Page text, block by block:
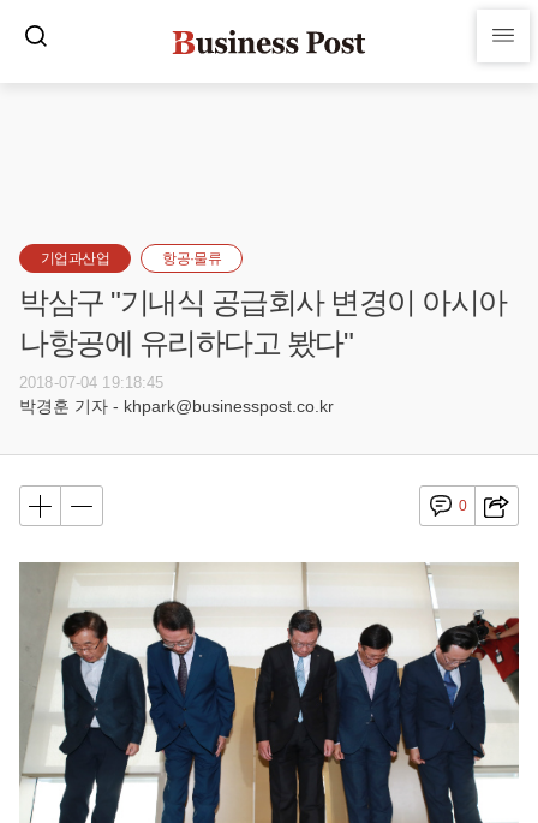
기업과산업 항공·물류
박삼구 "기내식 공급회사 변경이 아시아
나항공에 유리하다고 봤다"
2018-07-04 19:18:45
박경훈 기자 - khpark@businesspost.co.kr
0